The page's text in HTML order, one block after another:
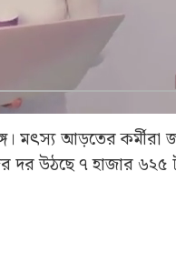
মৎস্য আড়তের কর্মীরা
দর উঠছে ৭ হাজার ৬২৫